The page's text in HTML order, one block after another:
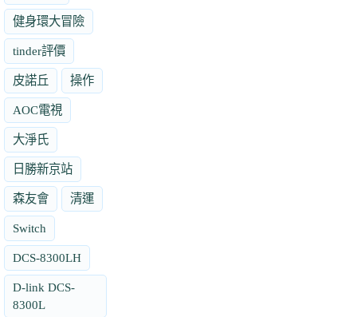
健身環大冒險
tinder評價
皮諾丘 操作
AOC電視
大淨氏
日勝新京站
森友會 清運
Switch
DCS-8300LH
D-link DCS-
8300L